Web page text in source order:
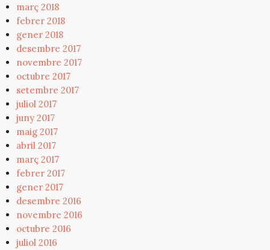
març 2018
febrer 2018
gener 2018
desembre 2017
novembre 2017
octubre 2017
setembre 2017
juliol 2017
juny 2017
maig 2017
abril 2017
març 2017
febrer 2017
gener 2017
desembre 2016
novembre 2016
octubre 2016
juliol 2016